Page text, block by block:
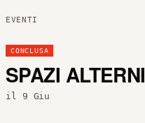
EVENTI
CONCLUSA
SPAZI ALTERNI
il 9 Giu